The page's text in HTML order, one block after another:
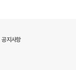
공지사항